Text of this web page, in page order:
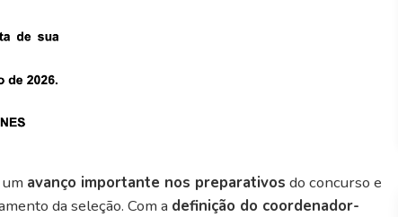
avanço importante nos preparativos do concurso e
da seleção. Com a definição do coordenador-